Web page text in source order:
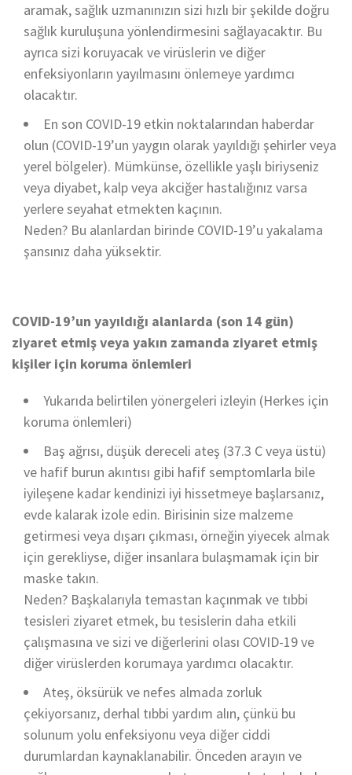
aramak, sağlık uzmanınızın sizi hızlı bir şekilde doğru
sağlık kuruluşuna yönlendirmesini sağlayacaktır. Bu
ayrıca sizi koruyacak ve virüslerin ve diğer
enfeksiyonların yayılmasını önlemeye yardımcı
olacaktır.
En son COVID-19 etkin noktalarından haberdar
olun (COVID-19’un yaygın olarak yayıldığı şehirler veya
yerel bölgeler). Mümkünse, özellikle yaşlı biriyseniz
veya diyabet, kalp veya akciğer hastalığınız varsa
yerlere seyahat etmekten kaçının.
Neden? Bu alanlardan birinde COVID-19’u yakalama
şansınız daha yüksektir.
COVID-19’un yayıldığı alanlarda (son 14 gün)
ziyaret etmiş veya yakın zamanda ziyaret etmiş
kişiler için koruma önlemleri
Yukarıda belirtilen yönergeleri izleyin (Herkes için
koruma önlemleri)
Baş ağrısı, düşük dereceli ateş (37.3 C veya üstü)
ve hafif burun akıntısı gibi hafif semptomlarla bile
iyileşene kadar kendinizi iyi hissetmeye başlarsanız,
evde kalarak izole edin. Birisinin size malzeme
getirmesi veya dışarı çıkması, örneğin yiyecek almak
için gerekliyse, diğer insanlara bulaşmamak için bir
maske takın.
Neden? Başkalarıyla temastan kaçınmak ve tıbbi
tesisleri ziyaret etmek, bu tesislerin daha etkili
çalışmasına ve sizi ve diğerlerini olası COVID-19 ve
diğer virüslerden korumaya yardımcı olacaktır.
Ateş, öksürük ve nefes almada zorluk
çekiyorsanız, derhal tıbbi yardım alın, çünkü bu
solunum yolu enfeksiyonu veya diğer ciddi
durumlardan kaynaklanabilir. Önceden arayın ve